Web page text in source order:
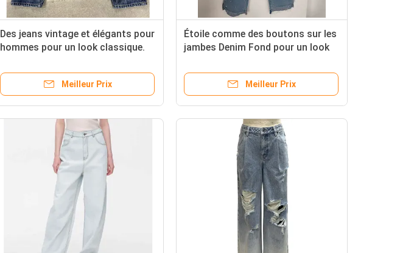
Des jeans vintage et élégants pour
hommes pour un look classique.
Meilleur Prix
Étoile comme des boutons sur les
jambes Denim Fond pour un look
Meilleur Prix